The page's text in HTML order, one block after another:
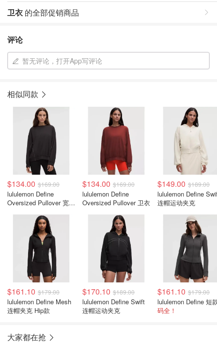
卫衣 的全部促销商品
评论
暂无评论，打开App写评论
相似同款
$134.00 $169.00
lululemon Define
Oversized Pullover 宽松
$134.00 $169.00
lululemon Define
Oversized Pullover 卫衣
$149.00 $189.00
lululemon Define
连帽运动夹克
$161.10 $179.00
lululemon Define Mesh
连帽夹克 Hip款
$170.10 $189.00
lululemon Define Swift
连帽运动夹克
$161.10 $179.00
码全！
大家都在抢